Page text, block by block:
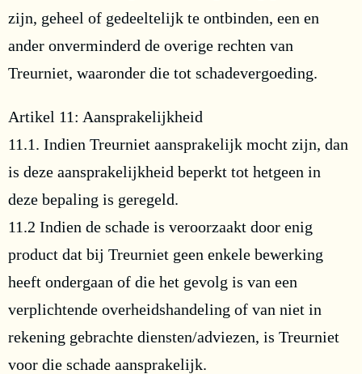
zijn, geheel of gedeeltelijk te ontbinden, een en
ander onverminderd de overige rechten van
Treurniet, waaronder die tot schadevergoeding.
Artikel 11: Aansprakelijkheid
11.1. Indien Treurniet aansprakelijk mocht zijn, dan
is deze aansprakelijkheid beperkt tot hetgeen in
deze bepaling is geregeld.
11.2 Indien de schade is veroorzaakt door enig
product dat bij Treurniet geen enkele bewerking
heeft ondergaan of die het gevolg is van een
verplichtende overheidshandeling of van niet in
rekening gebrachte diensten/adviezen, is Treurniet
voor die schade aansprakelijk.